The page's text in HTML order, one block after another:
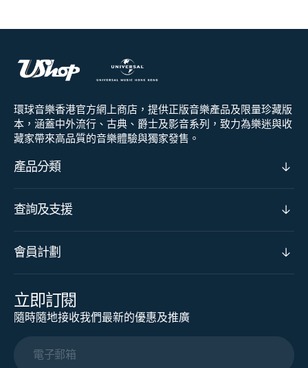
環球音樂香港官方網上商店，提供正版音樂產品及限量珍藏版
本，涵蓋中外流行、古典、爵士及影音系列，致力為樂迷與收
藏家帶來高品質的音樂體驗與獨家發售。
產品分類
查詢及支援
會員計劃
立即訂閱
隨時隨地接收我們最新的優惠及推廣
電子郵箱